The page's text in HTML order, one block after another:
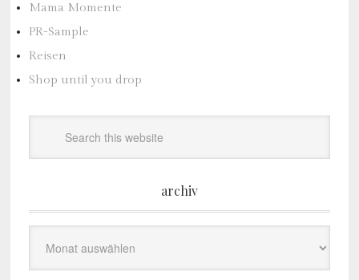
Mama Momente
PR-Sample
Reisen
Shop until you drop
archiv